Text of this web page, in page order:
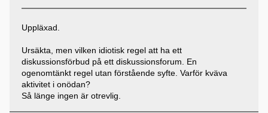
Uppläxad.
Ursäkta, men vilken idiotisk regel att ha ett
diskussionsförbud på ett diskussionsforum. En
ogenomtänkt regel utan förstående syfte. Varför kväva
aktivitet i onödan?
Så länge ingen är otrevlig.